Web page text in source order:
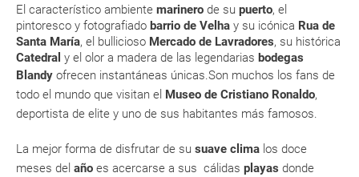
El característico ambiente marinero de su puerto, el
pintoresco y fotografiado barrio de Velha y su icónica Rua de
Santa María, el bullicioso Mercado de Lavradores, su histórica
Catedral y el olor a madera de las legendarias bodegas
Blandy ofrecen instantáneas únicas. Son muchos los fans de
todo el mundo que visitan el Museo de Cristiano Ronaldo,
deportista de elite y uno de sus habitantes más famosos.
La mejor forma de disfrutar de su suave clima los doce
meses del año es acercarse a sus cálidas playas donde
modificar una reserva del viaje? ¿Qué gastos puede
generar una anulación o modificación del viaje?
¿Qué caducidad debe tener mi pasaporte para ir
a...?
aeropuerto?